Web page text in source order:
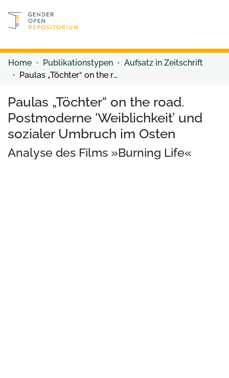
Discover content
Home Publikationstypen
Aufsatz in Zeitschrift
Paulas „Töchter“ on the road. Postmoderne ‘Weiblichkeit’ und sozialer Umbruch im Osten
Paulas „Töchter“ on the road.
Postmoderne ‘Weiblichkeit’ und
sozialer Umbruch im Osten
Analyse des Films »Burning Life«